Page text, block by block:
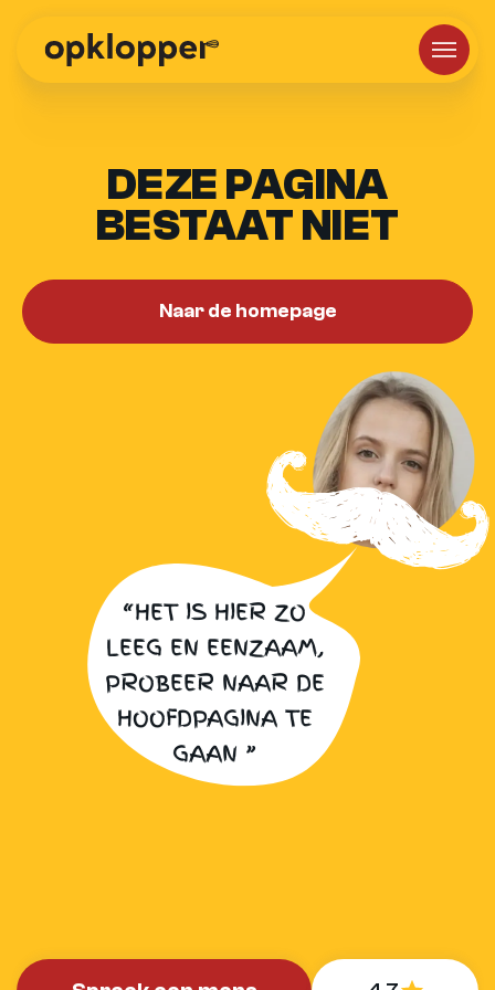
DEZE PAGINA
BESTAAT NIET
“HET IS HIER ZO
LEEG EN EENZAAM,
PROBEER NAAR DE
HOOFDPAGINA TE
GAAN ”
Naar de homepage